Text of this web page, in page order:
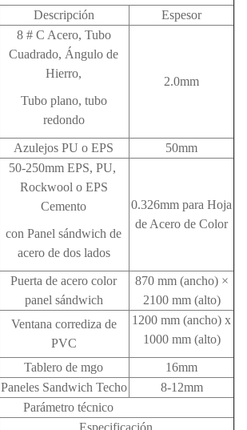
Descripción Espesor
8 # C Acero, Tubo
Cuadrado, Ángulo de
Hierro,
Tubo plano, tubo
redondo
2.0mm
Azulejos PU o EPS 50mm
50-250mm EPS, PU, ​​
Rockwool o EPS
Cemento
con Panel sándwich de
acero de dos lados
0.326mm para Hoja
de Acero de Color
Puerta de acero color
panel sándwich
870 mm (ancho) ×
2100 mm (alto)
Ventana corrediza de
PVC
1200 mm (ancho) x
1000 mm (alto)
Tablero de mgo
16mm
Paneles Sandwich Techo
8-12mm
Parámetro técnico
Especificación